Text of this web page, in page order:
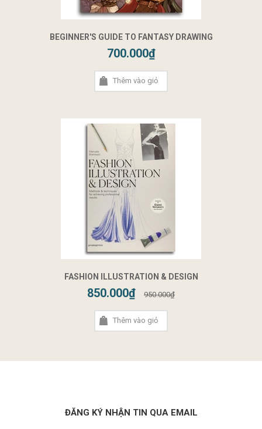
BEGINNER'S GUIDE TO FANTASY DRAWING
700.000₫
Thêm vào giỏ
FASHION ILLUSTRATION & DESIGN
850.000₫ 950.000₫
Thêm vào giỏ
ĐĂNG KÝ NHẬN TIN QUA EMAIL